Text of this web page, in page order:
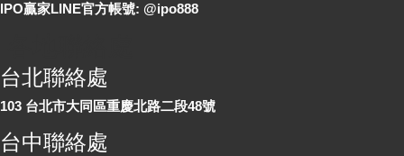
IPO贏家LINE官方帳號: @ipo888
台北聯絡處
103 台北市大同區重慶北路二段48號
台中聯絡處